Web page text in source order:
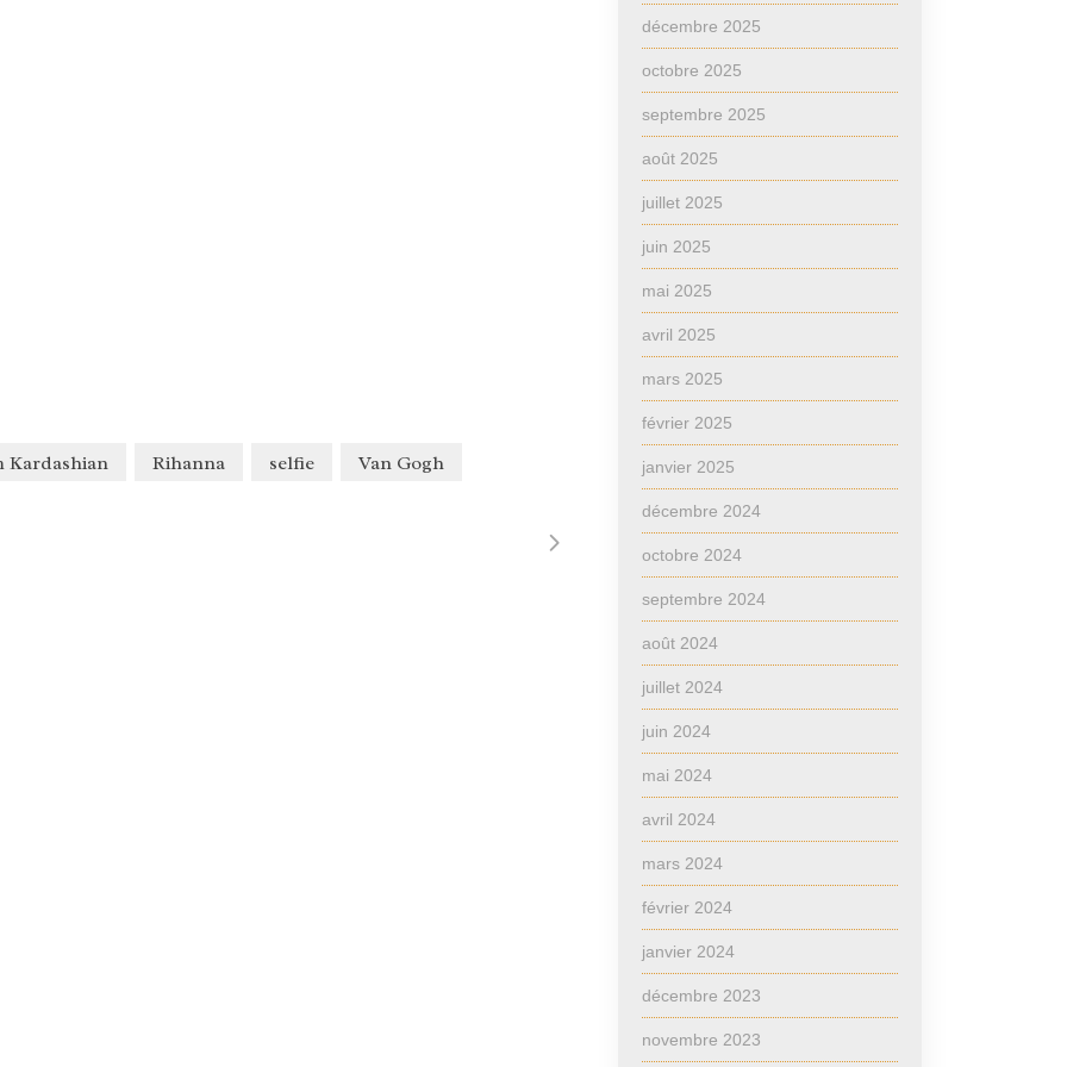
Kardashian Rihanna selfie Van Gogh
décembre 2025
octobre 2025
septembre 2025
août 2025
juillet 2025
juin 2025
mai 2025
avril 2025
mars 2025
février 2025
janvier 2025
décembre 2024
octobre 2024
septembre 2024
août 2024
juillet 2024
juin 2024
mai 2024
avril 2024
mars 2024
février 2024
janvier 2024
décembre 2023
novembre 2023